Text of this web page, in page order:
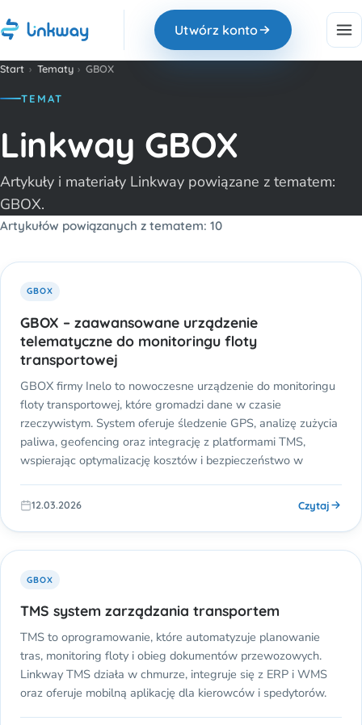
Utwórz konto
Start › Tematy › GBOX
TEMAT
Linkway GBOX
Artykuły i materiały Linkway powiązane z tematem:
GBOX.
Artykułów powiązanych z tematem: 10
GBOX
GBOX – zaawansowane urządzenie
telematyczne do monitoringu floty
transportowej
GBOX firmy Inelo to nowoczesne urządzenie do monitoringu
floty transportowej, które gromadzi dane w czasie
rzeczywistym. System oferuje śledzenie GPS, analizę zużycia
paliwa, geofencing oraz integrację z platformami TMS,
wspierając optymalizację kosztów i bezpieczeństwo w
12.03.2026 Czytaj
GBOX
TMS system zarządzania transportem
TMS to oprogramowanie, które automatyzuje planowanie
tras, monitoring floty i obieg dokumentów przewozowych.
Linkway TMS działa w chmurze, integruje się z ERP i WMS
oraz oferuje mobilną aplikację dla kierowców i spedytorów.